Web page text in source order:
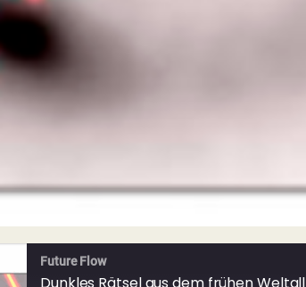
Future Flow
Dunkles Rätsel aus dem frühen Weltall